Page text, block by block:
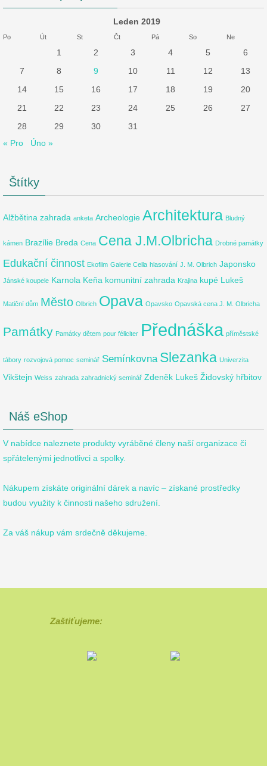
Leden 2019
Po Út St Čt Pá So Ne
1 2 3 4 5
6
7
8 9 10 11 12
13
14
15 16 17 18 19
20
21
22 23 24 25 26
27
28
29 30
31
« Pro
Úno »
Štítky
Alžbětina zahrada anketa Archeologie Architektura Bludný
kámen Brazílie Breda Cena Cena J.M.Olbricha Drobné památky
Edukační činnost Ekofilm Galerie Cella hlasování J. M. Olbrich Japonsko
Jánské koupele Karnola Keňa komunitní zahrada Krajina kupé Lukeš
Matiční dům Město Olbrich Opava Opavsko Opavská cena J. M. Olbricha
Památky Památky dětem pour féliciter Přednáška příměstské
tábory rozvojová pomoc seminář Semínkovna Slezanka Univerzita
Vikštejn Weiss zahrada zahradnický seminář Zdeněk Lukeš Židovský hřbitov
Náš eShop
V nabídce naleznete produkty vyráběné členy naší organizace či
spřátelenými jednotlivci a spolky.
Nákupem získáte originální dárek a navíc – získané prostředky
budou využity k činnosti našeho sdružení.
Za váš nákup vám srdečně děkujeme.
Zaštiťujeme: